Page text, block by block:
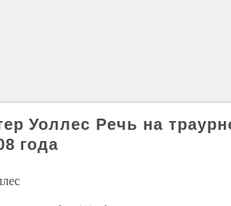
Уоллес Речь на
года